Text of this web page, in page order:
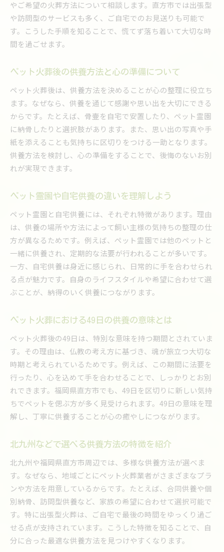
ペット火葬場の選び方と費用の違いについて
訪問火葬なら自宅で心穏やかに見送れる
訪問火葬の特徴と飼い主の安心感を解説
火葬車による近隣配慮や事前説明の重要性
慣れ親しんだ場所で最期を迎える意義とは
訪問火葬に関する口コミや評判のまとめ
遠賀郡や北九州にも対応した安心サービス
火葬後の供養や四十九日の心構えを学ぶ
ペット火葬後の供養方法と選択肢を紹介
ペットの魂は49日どこにいるのか考える
福岡でできるペットの供養方法を比較する
ペット霊園や自宅供養の体験談をお届け
直方市で選ばれるペット火葬の特徴とは
直方市で信頼されるペット火葬サービスの特徴
口コミで支持されるペット火葬の魅力を解説
ペット火葬場の選び方と各サービスの比較
筑豊エリアで注目のペット火葬プランとは
北九州地域からも利用される理由を探る
納得できる業者選びのポイントを実例で紹介
ペット火葬業者選びに失敗しないための基準
利用者の声から見える信頼できる業者の条件
業者ごとの対応やサービスの違いを比較
口コミや評判を活用した選び方の実例
ペット火葬経験者の体験談と選定ポイント
やご希望の火葬方法について相談します。直方市では出張型
や訪問型のサービスも多く、ご自宅でのお見送りも可能で
す。こうした手順を知ることで、慌てず落ち着いて大切な時
間を過ごせます。
ペット火葬後の供養方法と心の準備について
ペット火葬後は、供養方法を決めることが心の整理に役立ち
ます。なぜなら、供養を通じて感謝や思い出を大切にできる
からです。たとえば、骨壷を自宅で安置したり、ペット霊園
に納骨したりと選択肢があります。また、思い出の写真や手
紙を添えることも気持ちに区切りをつける一助となります。
供養方法を検討し、心の準備をすることで、後悔のないお別
れが実現できます。
ペット霊園や自宅供養の違いを理解しよう
ペット霊園と自宅供養には、それぞれ特徴があります。理由
は、供養の場所や方法によって飼い主様の気持ちの整理の仕
方が異なるためです。例えば、ペット霊園では他のペットと
一緒に供養され、定期的な法要が行われることが多いです。
一方、自宅供養は身近に感じられ、日常的に手を合わせられ
る点が魅力です。自身のライフスタイルや希望に合わせて選
ぶことが、納得のいく供養につながります。
ペット火葬における49日の供養の意味とは
ペット火葬後の49日は、特別な意味を持つ期間とされていま
す。その理由は、仏教の考え方に基づき、魂が旅立つ大切な
時期と考えられているためです。例えば、この期間に法要を
行ったり、心を込めて手を合わせることで、しっかりとお別
れできます。福岡県直方市でも、49日を区切りに新しい気持
ちでペットを偲ぶ方が多く見受けられます。49日の意味を理
解し、丁寧に供養することが心の癒やしにつながります。
北九州などで選べる供養方法の特徴を紹介
北九州や福岡県直方市周辺では、多様な供養方法が選べま
す。なぜなら、地域ごとにペット火葬業者がさまざまなプラ
ンや方法を用意しているからです。たとえば、合同供養や個
別納骨、訪問型供養など、家族の希望に合わせて選択可能で
す。特に出張型火葬は、ご自宅で最後の時間をゆっくり過ご
せる点が支持されています。こうした特徴を知ることで、自
分に合った最適な供養方法を見つけやすくなります。